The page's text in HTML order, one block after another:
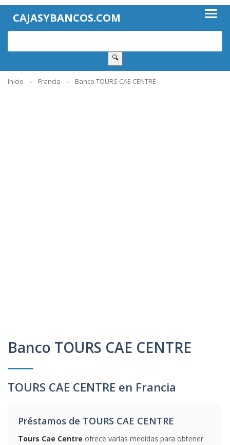
CAJASYBANCOS.COM
🔍
Inicio Francia Banco TOURS CAE CENTRE
Banco TOURS CAE CENTRE
TOURS CAE CENTRE en Francia
Préstamos de TOURS CAE CENTRE
Tours Cae Centre ofrece varias medidas para obtener